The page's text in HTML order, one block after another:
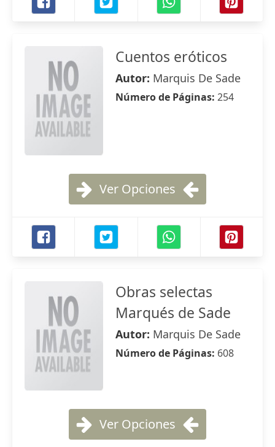
Cuentos eróticos
Autor: Marquis De Sade
Número de Páginas: 254
Ver Opciones
Obras selectas
Marqués de Sade
Autor: Marquis De Sade
Número de Páginas: 608
Ver Opciones